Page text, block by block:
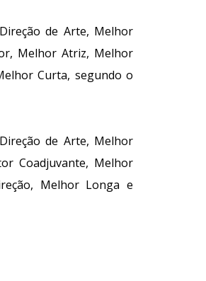
de Arte, Melhor
Melhor Atriz, Melhor
Curta, segundo o
de Arte, Melhor
Coadjuvante, Melhor
Melhor Longa e